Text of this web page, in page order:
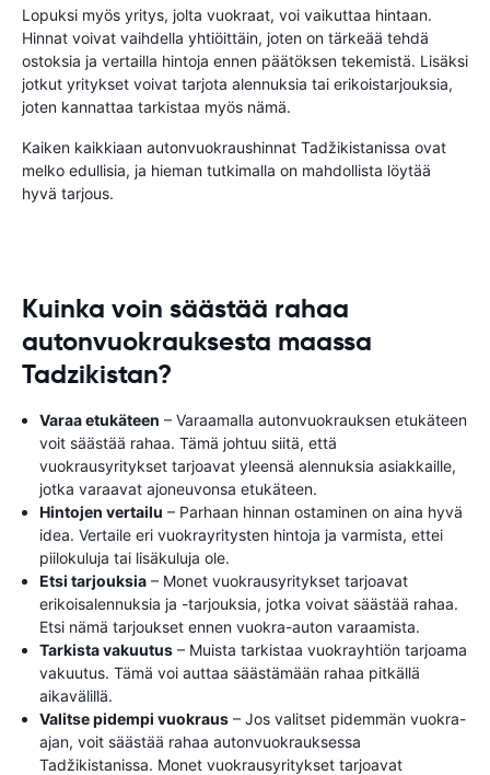
Lopuksi myös yritys, jolta vuokraat, voi vaikuttaa hintaan.
Hinnat voivat vaihdella yhtiöittäin, joten on tärkeää tehdä
ostoksia ja vertailla hintoja ennen päätöksen tekemistä. Lisäksi
jotkut yritykset voivat tarjota alennuksia tai erikoistarjouksia,
joten kannattaa tarkistaa myös nämä.
Kaiken kaikkiaan autonvuokraushinnat Tadžikistanissa ovat
melko edullisia, ja hieman tutkimalla on mahdollista löytää
hyvä tarjous.
Kuinka voin säästää rahaa
autonvuokrauksesta maassa
Tadzikistan?
Varaa etukäteen – Varaamalla autonvuokrauksen etukäteen
voit säästää rahaa. Tämä johtuu siitä, että
vuokrausyritykset tarjoavat yleensä alennuksia asiakkaille,
jotka varaavat ajoneuvonsa etukäteen.
Hintojen vertailu – Parhaan hinnan ostaminen on aina hyvä
idea. Vertaile eri vuokrayritysten hintoja ja varmista, ettei
piilokuluja tai lisäkuluja ole.
Etsi tarjouksia – Monet vuokrausyritykset tarjoavat
erikoisalennuksia ja -tarjouksia, jotka voivat säästää rahaa.
Etsi nämä tarjoukset ennen vuokra-auton varaamista.
Tarkista vakuutus – Muista tarkistaa vuokrayhtiön tarjoama
vakuutus. Tämä voi auttaa säästämään rahaa pitkällä
aikavälillä.
Valitse pidempi vuokraus – Jos valitset pidemmän vuokra-
ajan, voit säästää rahaa autonvuokrauksessa
Tadžikistanissa. Monet vuokrausyritykset tarjoavat